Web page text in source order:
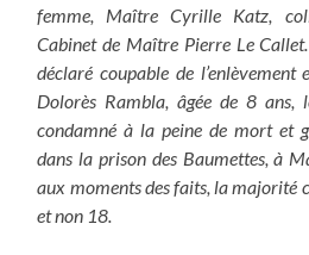
femme, Maître Cyrille Katz,
Cabinet de Maître Pierre Le
déclaré coupable de
Dolorès Rambla, âgée de 8
condamné à la peine de mort et
dans la prison des Baumettes, à
aux moments des faits, la majorité
et non 18.